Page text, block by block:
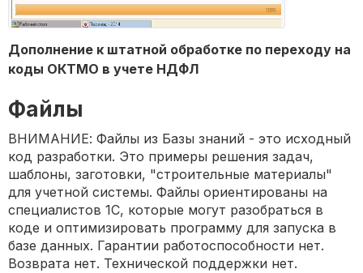
Дополнение к штатной обработке по переходу на
коды ОКТМО в учете НДФЛ
Файлы
ВНИМАНИЕ: Файлы из Базы знаний - это исходный
код разработки. Это примеры решения задач,
шаблоны, заготовки, "строительные материалы"
для учетной системы. Файлы ориентированы на
специалистов 1С, которые могут разобраться в
коде и оптимизировать программу для запуска в
базе данных. Гарантии работоспособности нет.
Возврата нет. Технической поддержки нет.